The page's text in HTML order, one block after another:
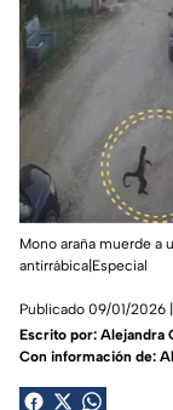
Mono araña muerde a
antirrábica|Especial
Publicado 09/01/2026 |
Escrito por: Alejandra
Con información de: